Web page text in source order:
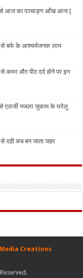
से आज का पञ्चाङ्ग आँख आना [
से बर्फ के आश्चर्यजनक लाभ
कमर और पीठ दर्द होने पर इन
से एलर्जी नजला जुकाम के घरेलू
से दही कब बन जाता जहर
Creations